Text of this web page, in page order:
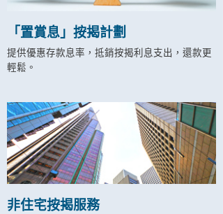
「置賞息」按揭計劃
提供優惠存款息率，抵銷按揭利息支出，還款更
輕鬆。
非住宅按揭服務